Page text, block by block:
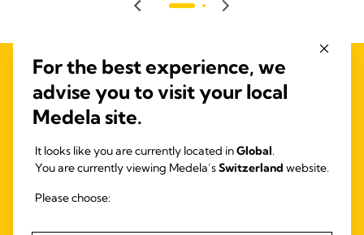
For the best experience, we
advise you to visit your local
Medela site.
It looks like you are currently located inGlobal.
You are currently viewing Medela’sSwitzerland website.
Please choose: